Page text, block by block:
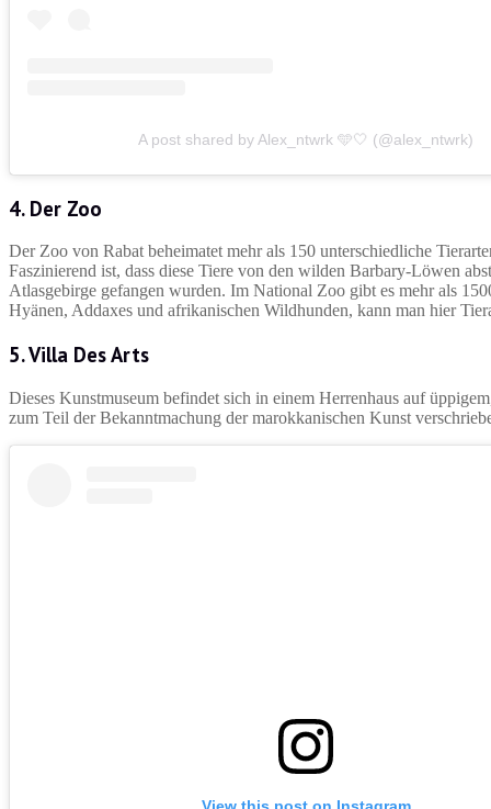
A post shared by Alex_ntwrk 🩵🤍 (@alex_ntwrk)
4. Der Zoo
Der Zoo von Rabat beheimatet mehr als 150 unterschiedliche
Faszinierend ist, dass diese Tiere von den wilden Barbary-Löwen
Atlasgebirge gefangen wurden. Im National Zoo gibt es mehr als
Hyänen, Addaxes und afrikanischen Wildhunden, kann man hier
5. Villa Des Arts
Dieses Kunstmuseum befindet sich in einem Herrenhaus auf
zum Teil der Bekanntmachung der marokkanischen Kunst